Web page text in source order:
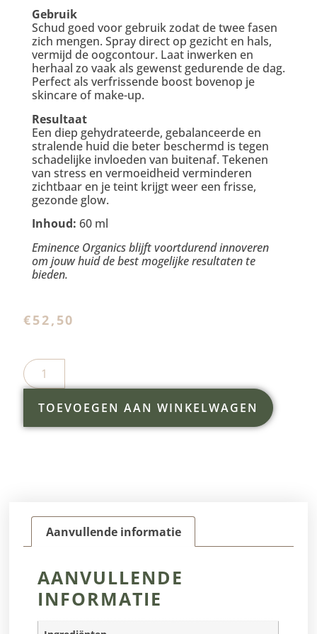
Gebruik
Schud goed voor gebruik zodat de twee fasen
zich mengen. Spray direct op gezicht en hals,
vermijd de oogcontour. Laat inwerken en
herhaal zo vaak als gewenst gedurende de dag.
Perfect als verfrissende boost bovenop je
skincare of make-up.
Resultaat
Een diep gehydrateerde, gebalanceerde en
stralende huid die beter beschermd is tegen
schadelijke invloeden van buitenaf. Tekenen
van stress en vermoeidheid verminderen
zichtbaar en je teint krijgt weer een frisse,
gezonde glow.
Inhoud: 60 ml
Eminence Organics blijft voortdurend innoveren
om jouw huid de best mogelijke resultaten te
bieden.
€52,50
TOEVOEGEN AAN WINKELWAGEN
Aanvullende informatie
AANVULLENDE
INFORMATIE